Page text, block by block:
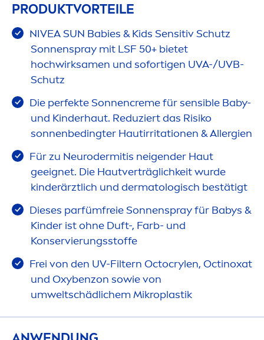
PRODUKTVORTEILE
NIVEASUN Babies & Kids Sensitiv Schutz
Sonnenspray mit LSF 50+ bietet
hochwirksamen und sofortigen UVA-/UVB-
Schutz
Die perfekte Sonnencremefür sensible Baby-
und Kinderhaut. Reduziert das Risiko
sonnenbedingter Hautirritationen & Allergien
Für zu Neurodermitis neigender Haut
geeignet. Die Hautverträglichkeit wurde
kinderärztlich und dermatologisch bestätigt
Dieses parfümfreie Sonnenspray für Babys &
Kinder ist ohne Duft-, Farb- und
Konservierungsstoffe
Frei von den UV-Filtern Octocrylen, Octinoxat
und Oxybenzon sowie von
umweltschädlichem Mikroplastik